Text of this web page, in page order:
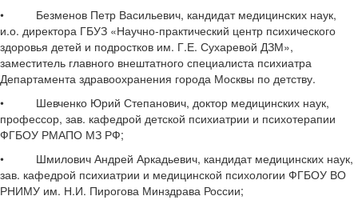
• Безменов Петр Васильевич, кандидат медицинских наук,
и.о. директора ГБУЗ «Научно-практический центр психического
здоровья детей и подростков им. Г.Е. Сухаревой ДЗМ»,
заместитель главного внештатного специалиста психиатра
Департамента здравоохранения города Москвы по детству.
• Шевченко Юрий Степанович, доктор медицинских наук,
профессор, зав. кафедрой детской психиатрии и психотерапии
ФГБОУ РМАПО МЗ РФ;
• Шмилович Андрей Аркадьевич, кандидат медицинских наук,
зав. кафедрой психиатрии и медицинской психологии ФГБОУ ВО
РНИМУ им. Н.И. Пирогова Минздрава России;